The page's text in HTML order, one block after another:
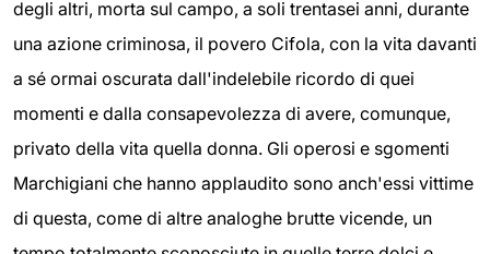
degli altri, morta sul campo, a soli trentasei anni, durante
una azione criminosa, il povero Cifola, con la vita davanti
a sé ormai oscurata dall'indelebile ricordo di quei
momenti e dalla consapevolezza di avere, comunque,
privato della vita quella donna. Gli operosi e sgomenti
Marchigiani che hanno applaudito sono anch'essi vittime
di questa, come di altre analoghe brutte vicende, un